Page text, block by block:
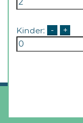
Kinder: - +